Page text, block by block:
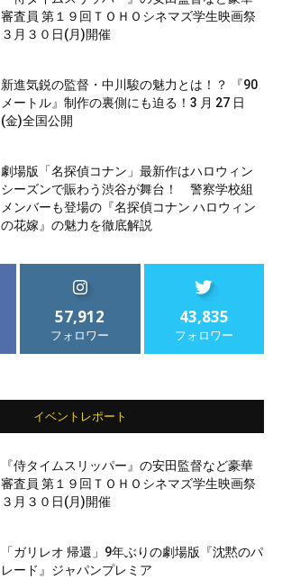
審査員 第１９回ＴＯＨＯシネマズ学生映画祭
３月３０日(月)開催
新進気鋭の監督・中川駿の魅力とは！？ 『90
メートル』制作の裏側にも迫る！3 月 27 日
(金)全国公開
劇場版「名探偵コナン」最新作はハロウィン
シーズンで賑わう渋谷が舞台！ 警察学校組
メンバーも登場の『名探偵コナン ハロウィン
の花嫁』の魅力を徹底解説
57,912
フォロワー
43,835
フォロワー
イベントレポート
『侍タイムスリッパー』の安田監督など豪華
審査員 第１９回ＴＯＨＯシネマズ学生映画祭
３月３０日(月)開催
「ガリレオ 帰還」9年ぶりの劇場版『沈黙のパ
レード』ジャパンプレミア